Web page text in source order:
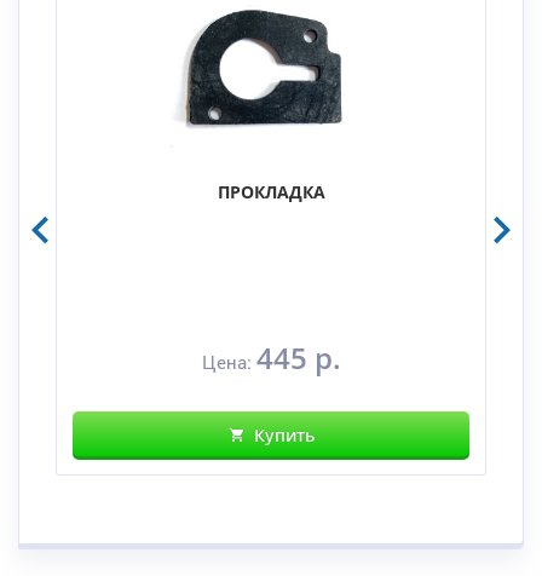
ПРОКЛАДКА
Цена: 445 р.
Купить